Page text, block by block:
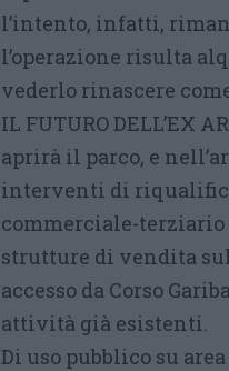
l’intento, infatti,
l’operazione risulta
vederlo rinascere
IL FUTURO DELL’EX
aprirà il parco, e
interventi di
commerciale-
strutture di vendita
accesso da Corso
attività già esistenti.
Di uso pubblico su